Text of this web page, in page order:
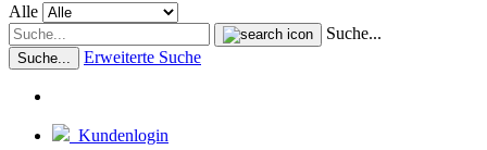
Alle
Suche...
Suche... Erweiterte Suche
Kundenlogin